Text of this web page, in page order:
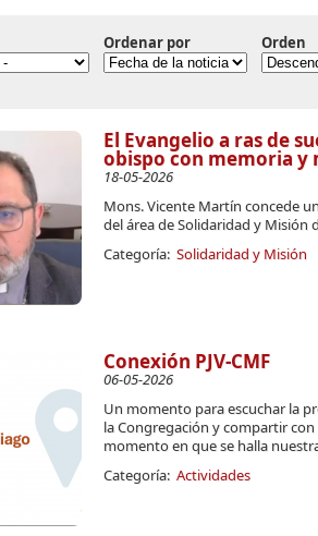
Ordenar por Orden
El Evangelio a ras de
obispo con memoria y
18-05-2026
Mons. Vicente Martín concede
del área de Solidaridad y Misión
Categoría: Solidaridad y Misión
Conexión PJV-CMF
06-05-2026
Un momento para escuchar la
la Congregación y compartir
momento en que se halla
Categoría: Actividades